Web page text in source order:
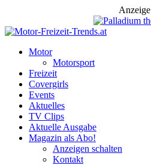
Anzeige
Motor
Motorsport
Freizeit
Covergirls
Events
Aktuelles
TV Clips
Aktuelle Ausgabe
Magazin als Abo!
Anzeigen schalten
Kontakt